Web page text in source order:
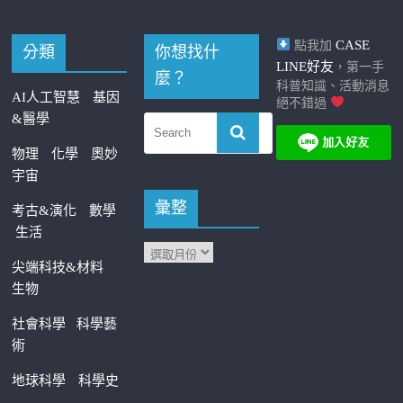
分類
AI人工智慧
基因
&醫學
物理 化學
奧妙
宇宙
考古&演化
數學
生活
尖端科技&材料
生物
社會科學科學藝
術
地球科學 科學史
你想找什
麼？
彙整
點我加 CASE
LINE好友 ，第一手
科普知識、活動消息
絕不錯過